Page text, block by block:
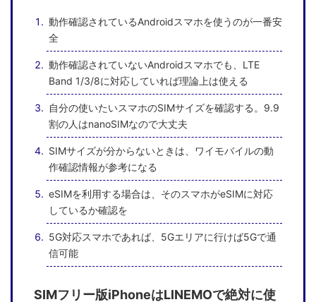
動作確認されているAndroidスマホを使うのが一番安
全
動作確認されていないAndroidスマホでも、LTE
Band 1/3/8に対応していれば理論上は使える
自分の使いたいスマホのSIMサイズを確認する。9.9
割の人はnanoSIMなので大丈夫
SIMサイズが分からないときは、ワイモバイルの動
作確認情報が参考になる
eSIMを利用する場合は、そのスマホがeSIMに対応
しているか確認を
5G対応スマホであれば、5Gエリアに行けば5Gで通
信可能
SIMフリー版iPhoneはLINEMOで絶対に使